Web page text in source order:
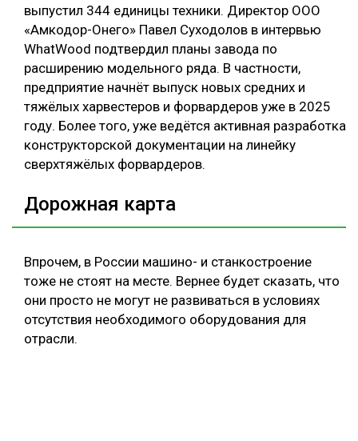
выпустил 344 единицы техники. Директор ООО
«Амкодор-Онего» Павел Суходолов в интервью
WhatWood подтвердил планы завода по
расширению модельного ряда. В частности,
предприятие начнёт выпуск новых средних и
тяжёлых харвестеров и форвардеров уже в 2025
году. Более того, уже ведётся активная разработка
конструкторской документации на линейку
сверхтяжёлых форвардеров.
Дорожная карта
Впрочем, в России машино- и станкостроение
тоже не стоят на месте. Вернее будет сказать, что
они просто не могут не развиваться в условиях
отсутствия необходимого оборудования для
отрасли.